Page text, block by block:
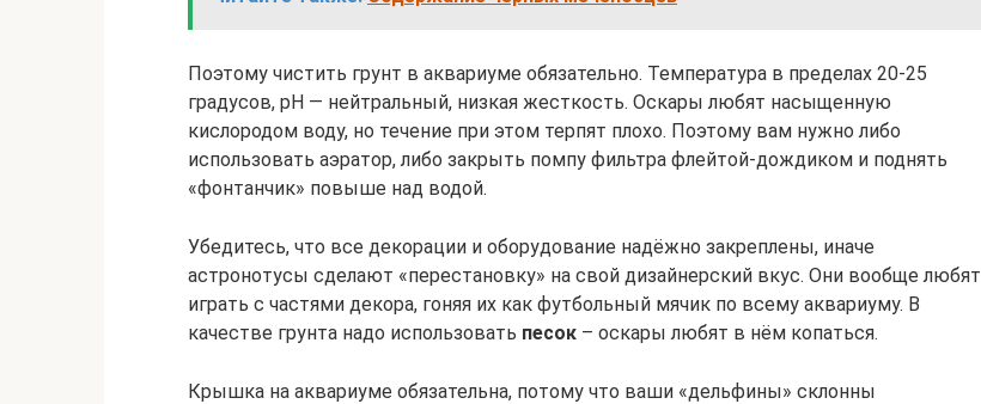
Поэтому чистить грунт в аквариуме обязательно. Температура в пределах 20-25
градусов, рН — нейтральный, низкая жесткость. Оскары любят насыщенную
кислородом воду, но течение при этом терпят плохо. Поэтому вам нужно либо
использовать аэратор, либо закрыть помпу фильтра флейтой-дождиком и поднять
«фонтанчик» повыше над водой.
Убедитесь, что все декорации и оборудование надёжно закреплены, иначе
астронотусы сделают «перестановку» на свой дизайнерский вкус. Они вообще любят
играть с частями декора, гоняя их как футбольный мячик по всему аквариуму. В
качестве грунта надо использовать песок – оскары любят в нём копаться.
Крышка на аквариуме обязательна, потому что ваши «дельфины» склонны